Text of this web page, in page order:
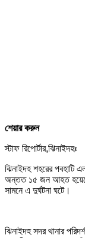
শেয়ার করুন
স্টাফ রিপোর্টার,ঝিনাইদহঃ
ঝিনাইদহ শহরের পবহাটি
অন্তত ১৫ জন আহত হয়েছে।
সামনে এ দুর্ঘটনা ঘটে।
ঝিনাইদহ সদর থানার